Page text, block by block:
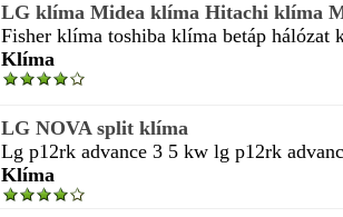
LG klíma Midea klíma Hitachi klíma
Fisher klíma toshiba klíma betáp hálózat
Klíma
LG NOVA split klíma
Lg p12rk advance 3 5 kw lg p12rk
Klíma